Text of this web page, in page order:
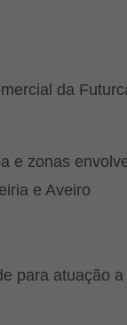
da
e zonas
e Aveiro
para atuação